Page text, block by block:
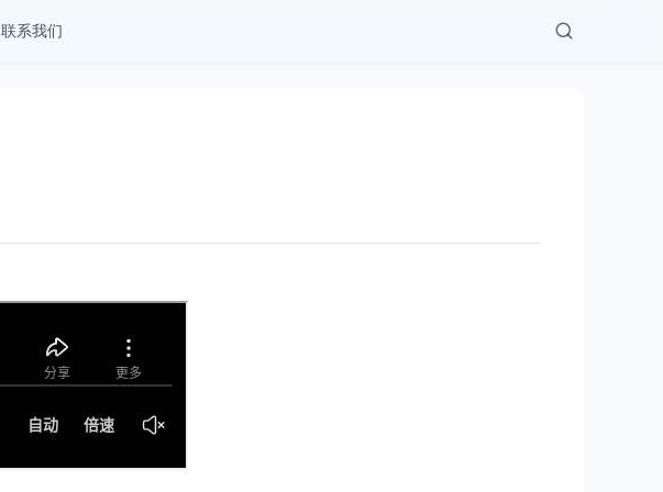
联系我们